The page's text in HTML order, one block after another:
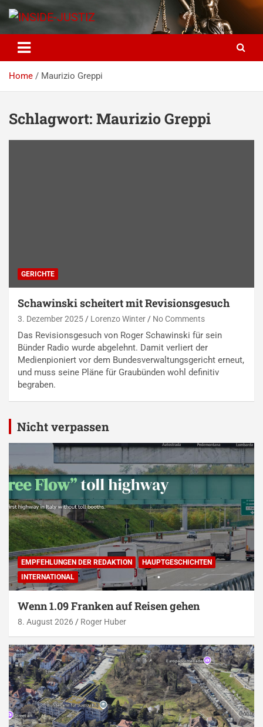
INSIDE-JUSTIZ
Investigativer Journalismus zur Dritten Gewalt
Home Maurizio Greppi
Schlagwort: Maurizio Greppi
GERICHTE
Schawinski scheitert mit Revisionsgesuch
3. Dezember 2025 Lorenzo Winter No Comments
Das Revisionsgesuch von Roger Schawinski für sein
Bünder Radio wurde abgelehnt. Damit verliert der
Medienpioniert vor dem Bundesverwaltungsgericht erneut,
und muss seine Pläne für Graubünden wohl definitiv
begraben.
Nicht verpassen
EMPFEHLUNGEN DER REDAKTION
HAUPTGESCHICHTEN
INTERNATIONAL
Wenn 1.09 Franken auf Reisen gehen
8. August 2026 Roger Huber